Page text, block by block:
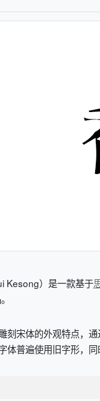
Kesong）是一款基于
刻宋体的外观特点，
体普遍使用旧字形，